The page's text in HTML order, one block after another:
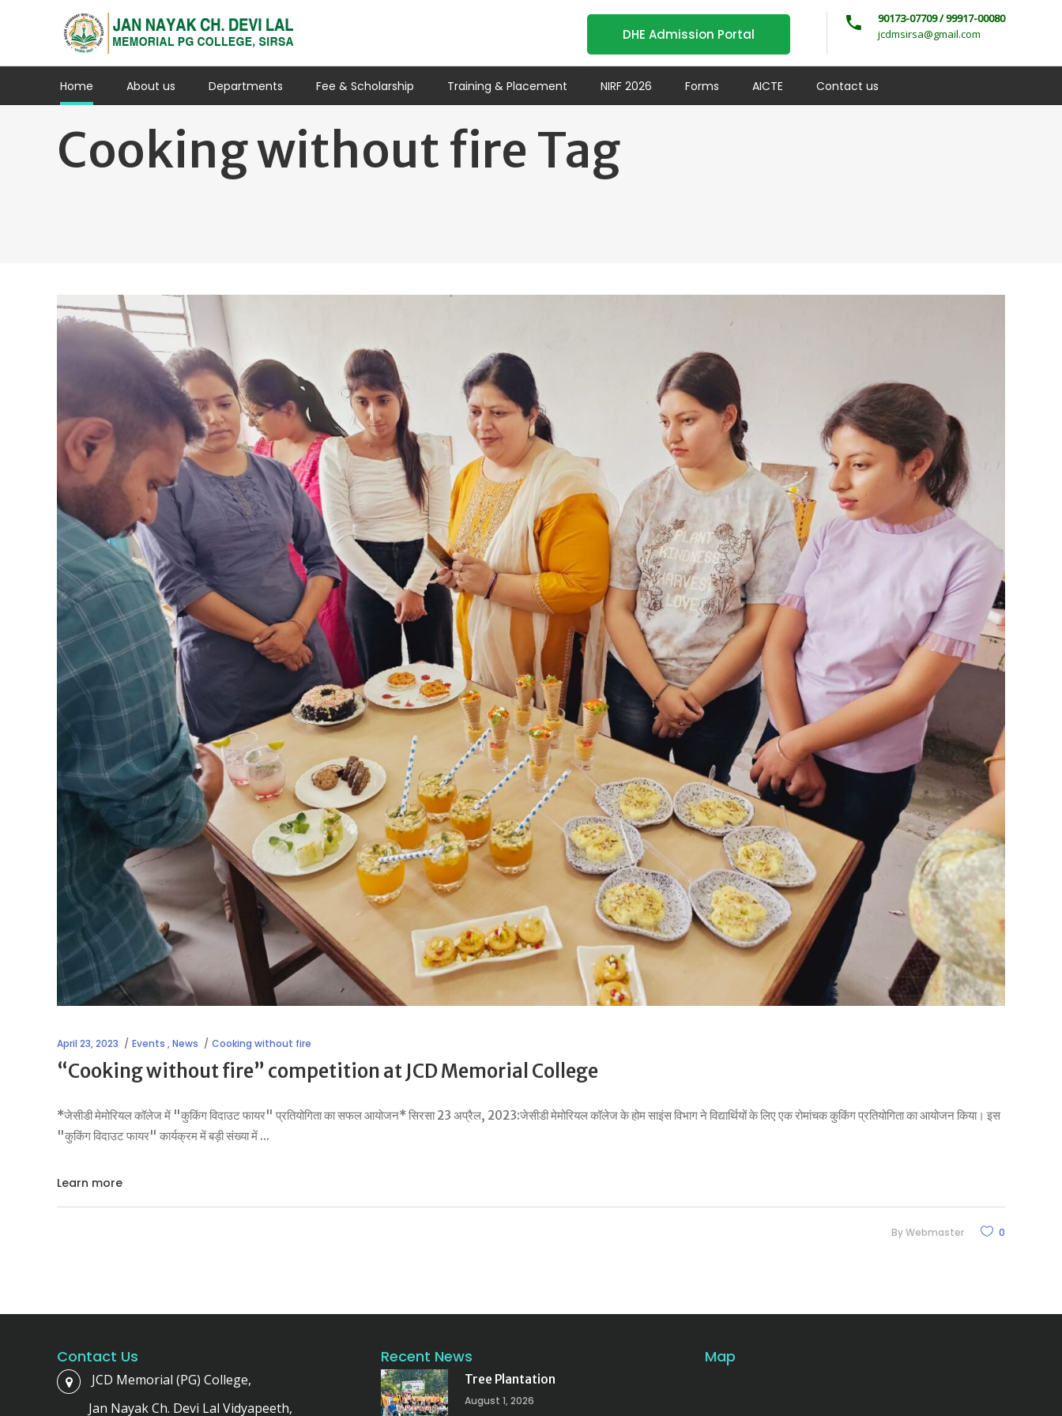
DHE Admission Portal
90173-07709 / 99917-00080
jcdmsirsa@gmail.com
Home About us Departments Fee & Scholarship Training & Placement NIRF 2026 Forms AICTE Contact us
Cooking without fire Tag
April 23, 2023 Events ,News Cooking without fire
“Cooking without fire” competition at JCD Memorial College
*जेसीडी मेमोरियल कॉलेज में "कुकिंग विदाउट फायर" प्रतियोगिता का सफल आयोजन* सिरसा 23 अप्रैल, 2023:जेसीडी मेमोरियल कॉलेज के होम साइंस विभाग ने विद्यार्थियों के लिए एक रोमांचक कुकिंग प्रतियोगिता का आयोजन किया। इस
"कुकिंग विदाउट फायर" कार्यक्रम में बड़ी संख्या में
Learn more
ByWebmaster 0
Contact Us
JCD Memorial (PG) College,
Jan Nayak Ch. Devi Lal Vidyapeeth,
Recent News
Tree Plantation
August 1, 2026
Map